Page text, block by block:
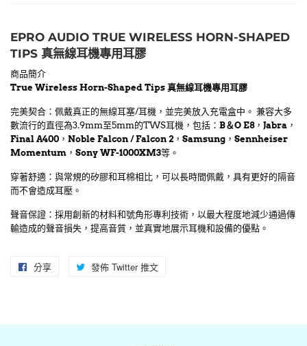
EPRO AUDIO TRUE WIRELESS HORN-SHAPED
TIPS 真無線耳機專用耳膠
商品簡介
True Wireless Horn-Shaped Tips 真無線耳機專用耳膠
完美契合：佩戴真正的無線耳塞/耳機，並完美放入充電盒中。 兼容大多
數流行的直徑為3.9mm至5mm的TWS耳機，包括： B＆O E8， Jabra ，
Final A400 ， Noble Falcon / Falcon 2 ， Samsung ， Sennheiser
Momentum ， Sony WF-1000XM3等。
穿著舒適：與常規的矽膠和耳棉相比，可以長時間佩戴，具有更好的隔音
而不會造成耳壓。
聲音保證：採用創新的材料和號角形專利技術，以最大程度地減少通過傳
輸造成的聲音損失，提高音質，並真實地展示耳機和設備的優點。
分享
Facebook
發佈 Twitter 推文
發